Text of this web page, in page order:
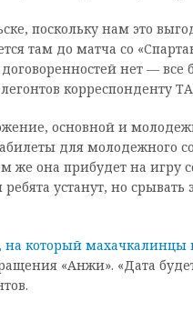
поскольку нам это
там до матча со
нет — все
корреспонденту
основной и
для молодежного
же она прибудет на игру
ребята устанут, но
на который махачкалинцы
«Анжи». «Дата